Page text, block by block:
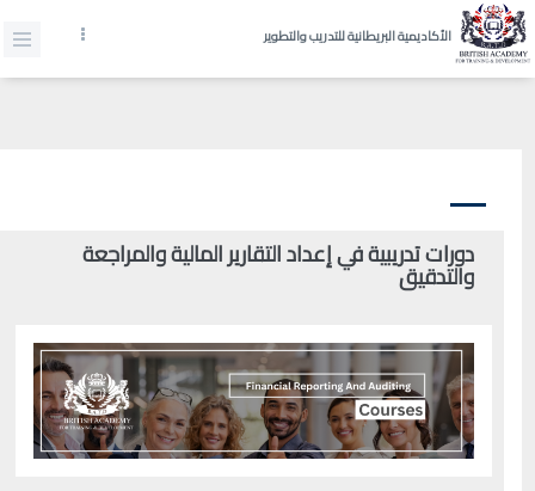
الأكاديمية البريطانية للتدريب والتطوير
دورات تدريبية في إعداد التقارير المالية والمراجعة
والتدقيق